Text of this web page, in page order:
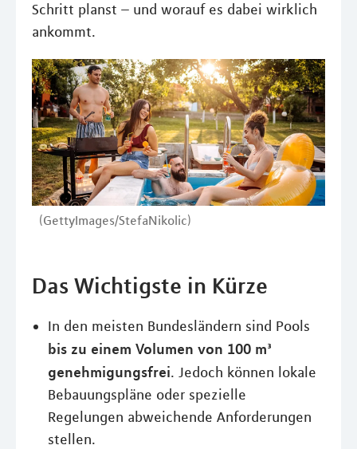
Schritt planst – und worauf es dabei wirklich
ankommt.
(GettyImages/StefaNikolic)
Das Wichtigste in Kürze
In den meisten Bundesländern sind Pools
bis zu einem Volumen von 100 m³
genehmigungsfrei. Jedoch können lokale
Bebauungspläne oder spezielle
Regelungen abweichende Anforderungen
stellen.